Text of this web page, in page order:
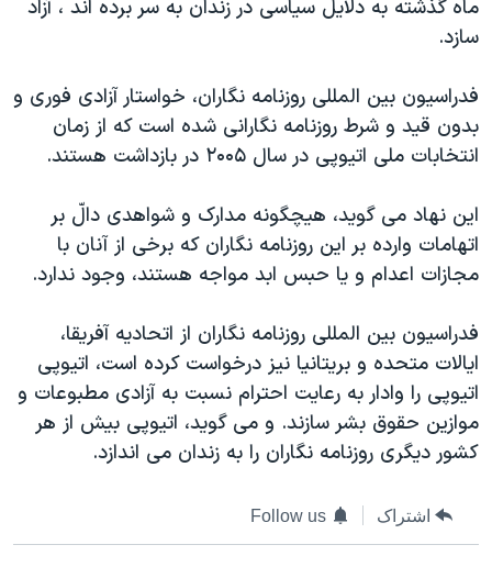
جستجوویژه برنامه‌ها
فرهنگ و زندگی
حقوق شهروندی
علم و فناوری
اسرائیل در جنگ
گالری عکس
آرشیو پخش زنده
۲۵۰سالگی آمریکا
مستندها
انتخابات ریاست جمهوری آمریکا ۲۰۲۴
رمز مهسا
ورزش زنان در ایران
اعتراضات زن، زندگی، آزادی
مجموعه مستندهای دادخواهی
تریبونال مردمی آبان ۹۸
دادگاه حمید نوری
چهل سال گروگان‌گیری
اعتراضات مردمی آبان ۹۸
یادگیری زبان انگلیسی
دنبال کنید
زبانهای مختلف
ماه گذشته به دلايل سياسی در زندان به سر برده اند ، آزاد
سازد.
فدراسيون بين المللی روزنامه نگاران، خواستار آزادی فوری و
بدون قيد و شرط روزنامه نگارانی شده است که از زمان
انتخابات ملی اتيوپی در سال ۲۰۰۵ در بازداشت هستند.
اين نهاد می گويد، هيچگونه مدارک و شواهدی دالّ بر
اتهامات وارده بر اين روزنامه نگاران که برخی از آنان با
مجازات اعدام و يا حبس ابد مواجه هستند، وجود ندارد.
فدراسيون بين المللی روزنامه نگاران از اتحاديه آفريقا،
ايالات متحده و بريتانيا نيز درخواست کرده است، اتيوپی
اتيوپی را وادار به رعايت احترام نسبت به آزادی مطبوعات و
موازين حقوق بشر سازند. و می گويد، اتيوپی بيش از هر
کشور ديگری روزنامه نگاران را به زندان می اندازد.
اشتراک Follow us